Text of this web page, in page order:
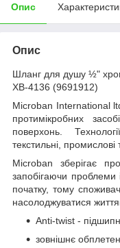
Опис
Опис
Шланг для душу ½"
XB-4136 (9691912)
Microban International ltd
протимікробних
поверхонь.
текстильні, промислові
Microban зберігає
запобігаючи проблеми
початку, тому
насолоджуватися
Anti-twist -
зовнішнє